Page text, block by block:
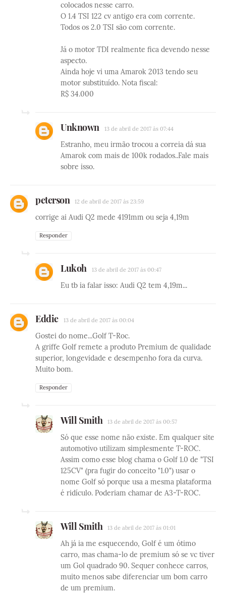
colocados nesse carro.
O 1.4 TSI 122 cv antigo era com corrente.
Todos os 2.0 TSI são com corrente.
Já o motor TDI realmente fica devendo nesse
aspecto.
Ainda hoje vi uma Amarok 2013 tendo seu
motor substituído. Nota fiscal:
R$ 34.000
Unknown 13 de abril de 2017 às 07:44
Estranho, meu irmão trocou a correia dá sua
Amarok com mais de 100k rodados..Fale mais
sobre isso.
peterson 12 de abril de 2017 às 23:59
corrige ai Audi Q2 mede 4191mm ou seja 4,19m
Responder
Lukoh 13 de abril de 2017 às 00:47
Eu tb ia falar isso: Audi Q2 tem 4,19m...
Eddie 13 de abril de 2017 às 00:04
Gostei do nome...Golf T-Roc.
A griffe Golf remete a produto Premium de qualidade
superior, longevidade e desempenho fora da curva.
Muito bom.
Responder
Will Smith 13 de abril de 2017 às 00:57
Só que esse nome não existe. Em qualquer site
automotivo utilizam simplesmente T-ROC.
Assim como esse blog chama o Golf 1.0 de "TSI
125CV" (pra fugir do conceito "1.0") usar o
nome Golf só porque usa a mesma plataforma
é ridículo. Poderiam chamar de A3-T-ROC.
Will Smith 13 de abril de 2017 às 01:01
Ah já ia me esquecendo, Golf é um ótimo
carro, mas chama-lo de premium só se vc tiver
um Gol quadrado 90. Sequer conhece carros,
muito menos sabe diferenciar um bom carro
de um premium.